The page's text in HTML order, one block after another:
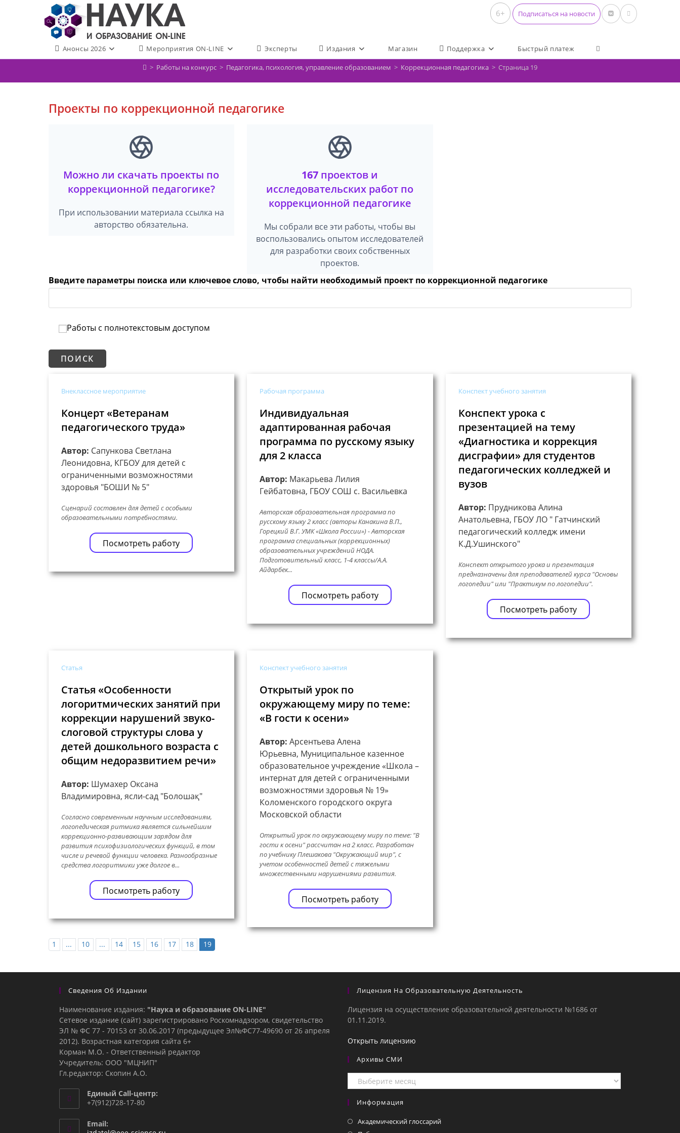
содержимому
6+ Подписаться на новости
Анонсы 2026 Мероприятия ON-LINE Эксперты Издания Магазин Поддержка Быстрый платеж Переключить поиск по
> Работы на конкурс > Педагогика, психология, управление образованием > Коррекционная педагогика > Страница 19
Проекты по коррекционной педагогике
Можно ли скачать проекты по
коррекционной педагогике?
При использовании материала ссылка на
авторство обязательна.
167 проектов и
исследовательских работ по
коррекционной педагогике
Мы собрали все эти работы, чтобы вы
воспользовались опытом исследователей
для разработки своих собственных
проектов.
Введите параметры поиска или ключевое слово, чтобы найти необходимый проект по коррекционной педагогике
Работы с полнотекстовым доступом
Внеклассное мероприятие
Концерт «Ветеранам
педагогического труда»
Автор: Сапункова Светлана
Леонидовна, КГБОУ для детей с
ограниченными возможностями
здоровья "БОШИ № 5"
Сценарий составлен для детей с особыми
образовательными потребностями.
Посмотреть работу
Рабочая программа
Индивидуальная
адаптированная рабочая
программа по русскому языку
для 2 класса
Автор: Макарьева Лилия
Гейбатовна, ГБОУ СОШ с. Васильевка
Авторская образовательная программа по
русскому языку 2 класс (авторы Канакина В.П.,
Горецкий В.Г. УМК «Школа России») - Авторская
программа специальных (коррекционных)
образовательных учреждений НОДА.
Подготовительный класс, 1-4 классы/А.А.
Айдарбек...
Посмотреть работу
Конспект учебного занятия
Конспект урока с
презентацией на тему
«Диагностика и коррекция
дисграфии» для студентов
педагогических колледжей и
вузов
Автор: Прудникова Алина
Анатольевна, ГБОУ ЛО " Гатчинский
педагогический колледж имени
К.Д.Ушинского"
Конспект открытого урока и презентация
предназначены для преподавателей курса "Основы
логопедии" или "Практикум по логопедии".
Посмотреть работу
Статья
Статья «Особенности
логоритмических занятий при
коррекции нарушений звуко-
слоговой структуры слова у
детей дошкольного возраста с
общим недоразвитием речи»
Автор: Шумахер Оксана
Владимировна, ясли-сад "Болошақ"
Согласно современным научным исследованиям,
логопедическая ритмика является сильнейшим
коррекционно-развивающим зарядом для
развития психофизиологических функций, в том
числе и речевой функции человека. Разнообразные
средства логоритмики уже долгое в...
Посмотреть работу
Конспект учебного занятия
Открытый урок по
окружающему миру по теме:
«В гости к осени»
Автор: Арсентьева Алена
Юрьевна, Муниципальное казенное
образовательное учреждение «Школа –
интернат для детей с ограниченными
возможностями здоровья № 19»
Коломенского городского округа
Московской области
Открытый урок по окружающему миру по теме: "В
гости к осени" рассчитан на 2 класс. Разработан
по учебнику Плешакова "Окружающий мир", с
учетом особенностей детей с тяжелыми
множественными нарушениями развития.
Посмотреть работу
1 ... 10 ... 14 15 16 17 18 19
Сведения Об Издании
Наименование издания: "Наука и образование ON-LINE"
Сетевое издание (сайт) зарегистрировано Роскомнадзором, свидетельство
ЭЛ № ФС 77 - 70153 от 30.06.2017 (предыдущее Эл№ФC77-49690 от 26 апреля
2012). Возрастная категория сайта 6+
Корман М.О. - Ответственный редактор
Учредитель: ООО "МЦНИП"
Гл.редактор: Скопин А.О.
Единый Call-центр:
+7(912)728-17-80
Email:
Лицензия На Образовательную Деятельность
Лицензия на осуществление образовательной деятельности №1686 от
01.11.2019.
Открыть лицензию
Архивы СМИ
Архивы
СМИ
Информация
Академический глоссарий